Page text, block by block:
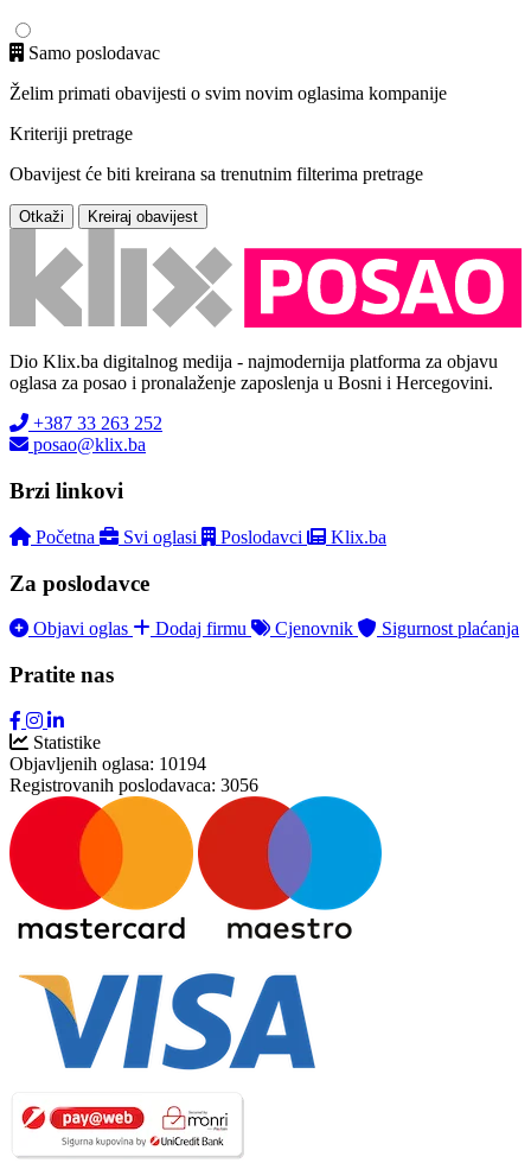
Samo poslodavac
Želim primati obavijesti o svim novim oglasima kompanije
Kriteriji pretrage
Obavijest će biti kreirana sa trenutnim filterima pretrage
Otkaži Kreiraj obavijest
Dio Klix.ba digitalnog medija - najmodernija platforma za objavu
oglasa za posao i pronalaženje zaposlenja u Bosni i Hercegovini.
+387 33 263 252
posao@klix.ba
Brzi linkovi
Početna Svi oglasi Poslodavci Klix.ba
Za poslodavce
Objavi oglas Dodaj firmu Cjenovnik Sigurnost plaćanja
Pratite nas
Statistike
Objavljenih oglasa: 10194
Registrovanih poslodavaca: 3056